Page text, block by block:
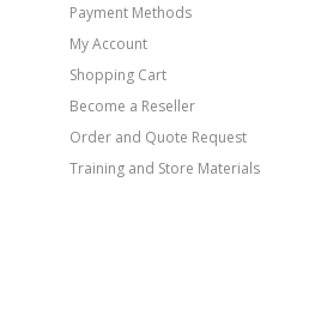
Payment Methods
My Account
Shopping Cart
Become a Reseller
Order and Quote Request
Training and Store Materials